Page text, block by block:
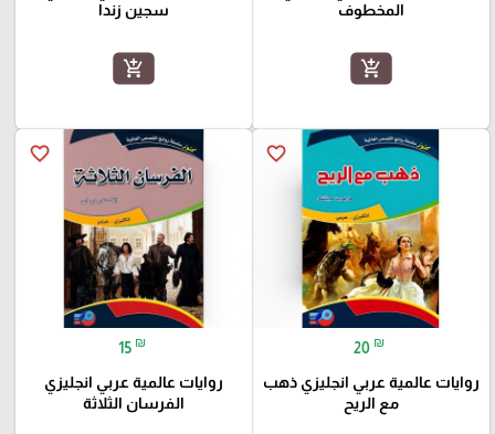
المخطوف
add_shopping_cart
سجين زندا
add_shopping_cart
favorite_border
20 ₪
روايات عالمية عربي انجليزي ذهب
مع الريح
favorite_border
15 ₪
روايات عالمية عربي انجليزي
الفرسان الثلاثة